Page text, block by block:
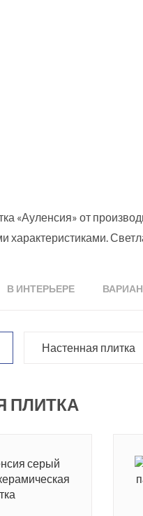
«Ауленсия» от
характеристиками.
материал для
ансамбль
названа в честь
– часть наследия
В ИНТЕРЬЕРЕ
Настенная плитка
ПЛИТКА